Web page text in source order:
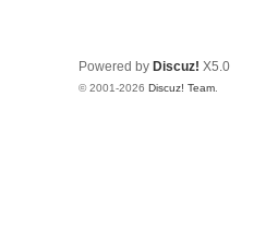
Powered by Discuz! X5.0
© 2001-2026 Discuz! Team